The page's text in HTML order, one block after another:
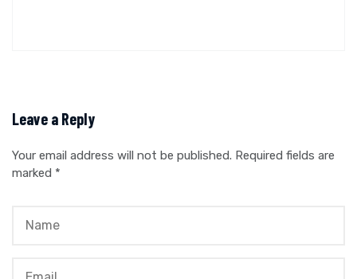
Leave a Reply
Your email address will not be published. Required fields are
marked *